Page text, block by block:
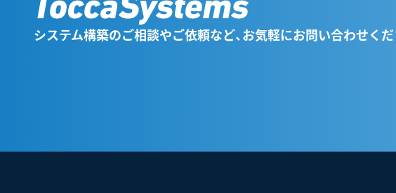
システム構築のご相談やご依頼など、お気軽にお問い合わせくだ